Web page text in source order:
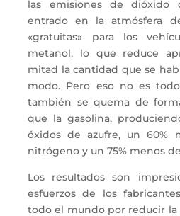
las emisiones de dióxido
entrado en la atmósfera
«gratuitas» para los
metanol, lo que reduce
mitad la cantidad que se
modo. Pero eso no es
también se quema de
que la gasolina,
óxidos de azufre, un 60%
nitrógeno y un 75% menos
Los resultados son
esfuerzos de los
todo el mundo por reducir la